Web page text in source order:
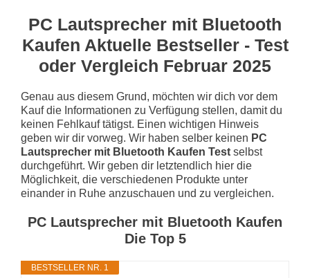
PC Lautsprecher mit Bluetooth
Kaufen Aktuelle Bestseller - Test
oder Vergleich Februar 2025
Genau aus diesem Grund, möchten wir dich vor dem
Kauf die Informationen zu Verfügung stellen, damit du
keinen Fehlkauf tätigst. Einen wichtigen Hinweis
geben wir dir vorweg. Wir haben selber keinen PC
Lautsprecher mit Bluetooth Kaufen Test selbst
durchgeführt. Wir geben dir letztendlich hier die
Möglichkeit, die verschiedenen Produkte unter
einander in Ruhe anzuschauen und zu vergleichen.
PC Lautsprecher mit Bluetooth Kaufen
Die Top 5
BESTSELLER NR. 1